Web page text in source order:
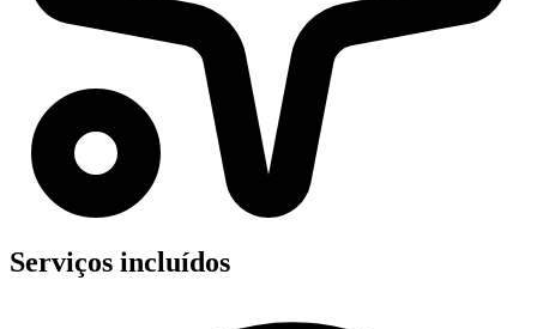
Serviços incluídos